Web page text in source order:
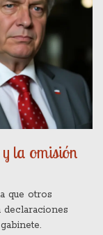
la omisión
que otros